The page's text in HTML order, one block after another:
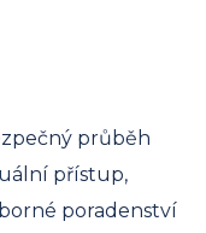
průběh
přístup,
poradenství